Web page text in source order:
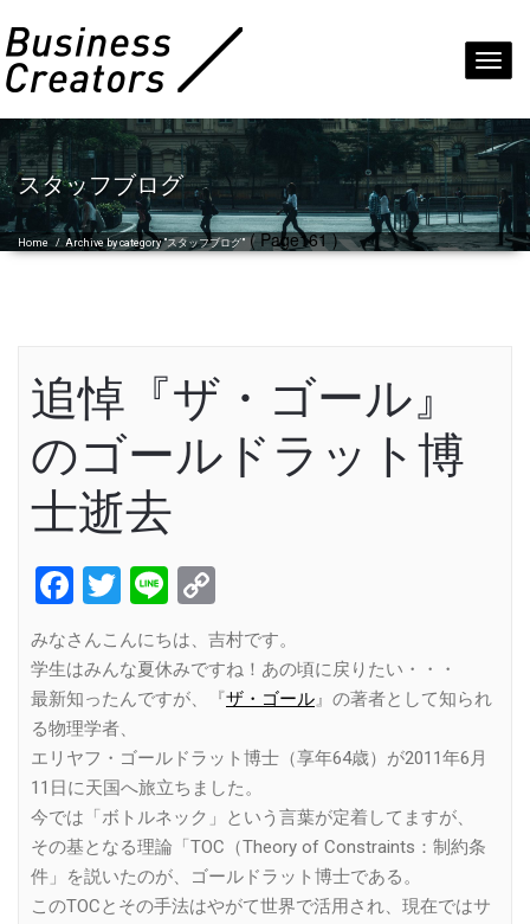
スタッフブログ
Home /Archive by category "スタッフブログ"( Page161 )
追悼『ザ・ゴール』
のゴールドラット博
士逝去
Facebook
Twitter
Line
Link
みなさんこんにちは、吉村です。
学生はみんな夏休みですね！あの頃に戻りたい・・・
最新知ったんですが、『ザ・ゴール』の著者として知られ
る物理学者、
エリヤフ・ゴールドラット博士（享年64歳）が2011年6月
11日に天国へ旅立ちました。
今では「ボトルネック」という言葉が定着してますが、
その基となる理論「TOC（Theory of Constraints：制約条
件」を説いたのが、ゴールドラット博士である。
このTOCとその手法はやがて世界で活用され、現在ではサ